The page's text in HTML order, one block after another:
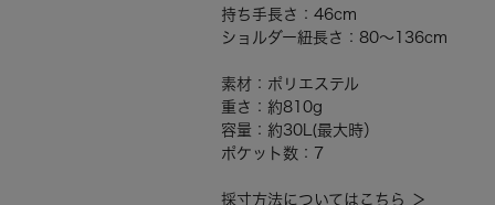
持ち手長さ：46cm
ショルダー紐長さ：80～136cm
素材：ポリエステル
重さ：約810g
容量：約30L(最大時）
ポケット数：7
採寸方法についてはこちら ＞